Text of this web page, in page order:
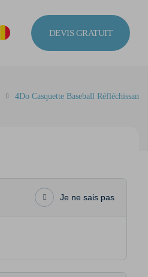
DEVIS GRATUIT
4Do Casquette Baseball Réfléchissan
Je ne sais pas